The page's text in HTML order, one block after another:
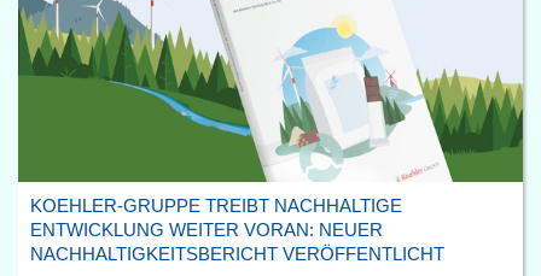
KOEHLER-GRUPPE TREIBT NACHHALTIGE
ENTWICKLUNG WEITER VORAN: NEUER
NACHHALTIGKEITSBERICHT VERÖFFENTLICHT